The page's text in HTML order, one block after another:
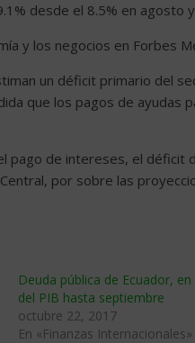
desde el 8.5% en agosto
y los negocios en Forbes
un déficit primario del
que los pagos de
pago de intereses, el
por sobre las
Deuda pública de Ecuador, en
del PIB hasta septiembre
octubre 22, 2017
En «Finanzas Internacionales»